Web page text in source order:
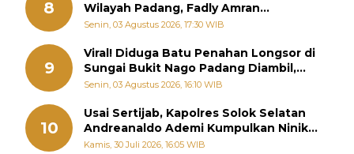
8
Wilayah Padang, Fadly Amran
Perintahkan OPD Siaga
Senin, 03 Agustus 2026, 17:30 WIB
9
Viral! Diduga Batu Penahan Longsor di
Sungai Bukit Nago Padang Diambil,
Warga Khawatir Bencana Terulang
Senin, 03 Agustus 2026, 16:10 WIB
10
Usai Sertijab, Kapolres Solok Selatan
Andreanaldo Ademi Kumpulkan Ninik
Mamak Bahas Kamtibmas dan Judi
Kamis, 30 Juli 2026, 16:05 WIB